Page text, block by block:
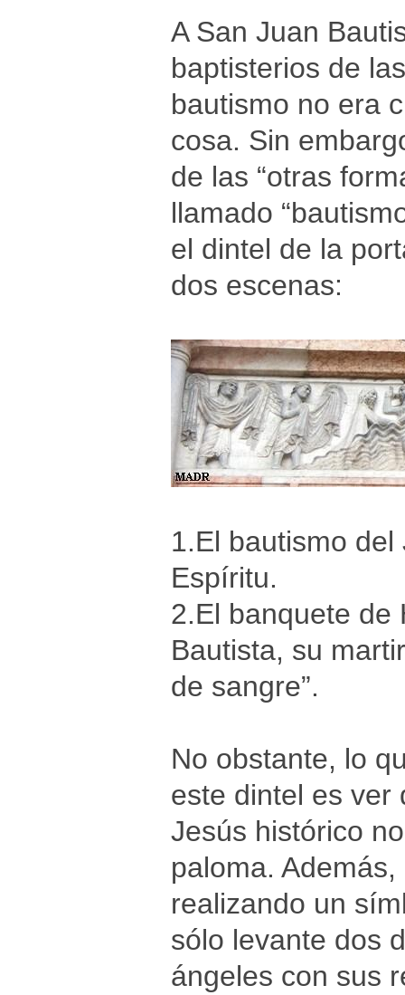
A San Juan
baptisterios de
bautismo no era
cosa. Sin
de las “otras
llamado
el dintel de la
dos escenas:
1.El bautismo
Espíritu.
2.El banquete de
Bautista, su
de sangre”.
No obstante, lo
este dintel es ver
Jesús histórico
paloma.
realizando un
sólo levante dos
ángeles con sus